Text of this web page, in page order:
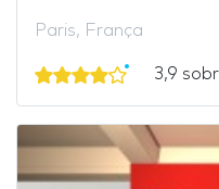
Paris, França
3,9